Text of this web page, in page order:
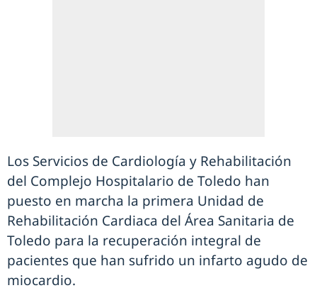
Los Servicios de Cardiología y Rehabilitación
del Complejo Hospitalario de Toledo han
puesto en marcha la primera Unidad de
Rehabilitación Cardiaca del Área Sanitaria de
Toledo para la recuperación integral de
pacientes que han sufrido un infarto agudo de
miocardio.